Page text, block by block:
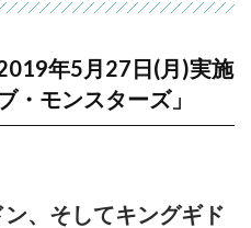
年5月27日(月)実施
・モンスターズ」
、そしてキングギド